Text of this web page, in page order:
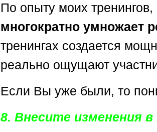
По опыту моих тренингов,
многократно умножает
тренингах создается
реально ощущают
Если Вы уже были, то
8. Внесите изменения